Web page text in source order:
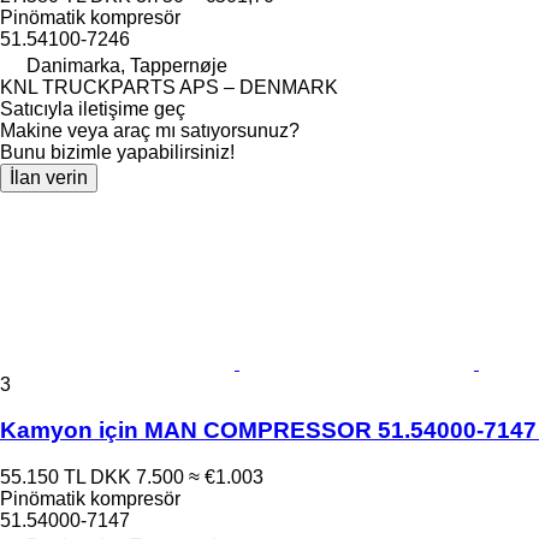
Pinömatik kompresör
51.54100-7246
Danimarka, Tappernøje
KNL TRUCKPARTS APS – DENMARK
Satıcıyla iletişime geç
Makine veya araç mı satıyorsunuz?
Bunu bizimle yapabilirsiniz!
İlan verin
3
Kamyon için MAN COMPRESSOR 51.54000-
55.150 TL DKK 7.500 ≈ €1.003
Pinömatik kompresör
51.54000-7147